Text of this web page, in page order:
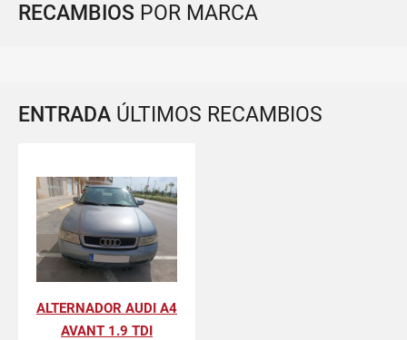
RECAMBIOS POR MARCA
ENTRADA ÚLTIMOS RECAMBIOS
ALTERNADOR AUDI A4
AVANT 1.9 TDI